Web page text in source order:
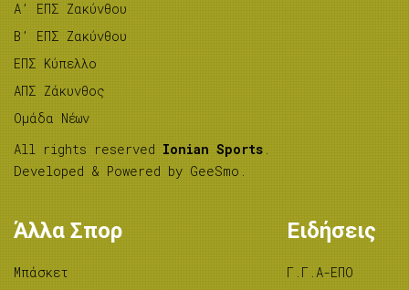
A’ ΕΠΣ Ζακύνθου
B’ ΕΠΣ Ζακύνθου
ΕΠΣ Κύπελλο
ΑΠΣ Ζάκυνθος
Ομάδα Νέων
All rights reserved Ionian Sports .
Developed & Powered by GeeSmo .
Άλλα Σπορ
Μπάσκετ
Ειδήσεις
Γ.Γ.Α-ΕΠΟ